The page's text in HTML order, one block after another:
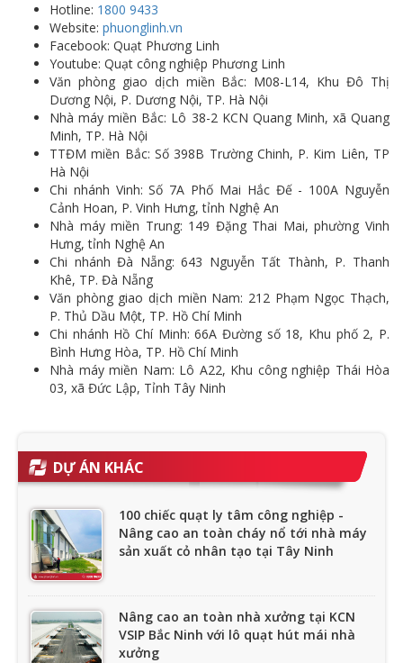
Hotline: 1800 9433
Website: phuonglinh.vn
Facebook: Quạt Phương Linh
Youtube: Quạt công nghiệp Phương Linh
Văn phòng giao dịch miền Bắc: M08-L14, Khu Đô Thị
Dương Nội, P. Dương Nội, TP. Hà Nội
Nhà máy miền Bắc: Lô 38-2 KCN Quang Minh, xã Quang
Minh, TP. Hà Nội
TTĐM miền Bắc: Số 398B Trường Chinh, P. Kim Liên, TP
Hà Nội
Chi nhánh Vinh: Số 7A Phố Mai Hắc Đế - 100A Nguyễn
Cảnh Hoan, P. Vinh Hưng, tỉnh Nghệ An
Nhà máy miền Trung: 149 Đặng Thai Mai, phường Vinh
Hưng, tỉnh Nghệ An
Chi nhánh Đà Nẵng: 643 Nguyễn Tất Thành, P. Thanh
Khê, TP. Đà Nẵng
Văn phòng giao dịch miền Nam: 212 Phạm Ngọc Thạch,
P. Thủ Dầu Một, TP. Hồ Chí Minh
Chi nhánh Hồ Chí Minh: 66A Đường số 18, Khu phố 2, P.
Bình Hưng Hòa, TP. Hồ Chí Minh
Nhà máy miền Nam: Lô A22, Khu công nghiệp Thái Hòa
03, xã Đức Lập, Tỉnh Tây Ninh
DỰ ÁN KHÁC
100 chiếc quạt ly tâm công nghiệp -
Nâng cao an toàn cháy nổ tới nhà máy
sản xuất cỏ nhân tạo tại Tây Ninh
Nâng cao an toàn nhà xưởng tại KCN
VSIP Bắc Ninh với lô quạt hút mái nhà
xưởng